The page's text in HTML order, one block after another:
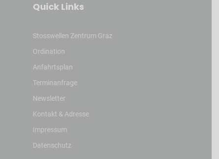
Quick Links
Stosswellen Zentrum Graz
Ordination
Anfahrtsplan
Terminanfrage
Newsletter
Kontakt & Adresse
Impressum
Datenschutz